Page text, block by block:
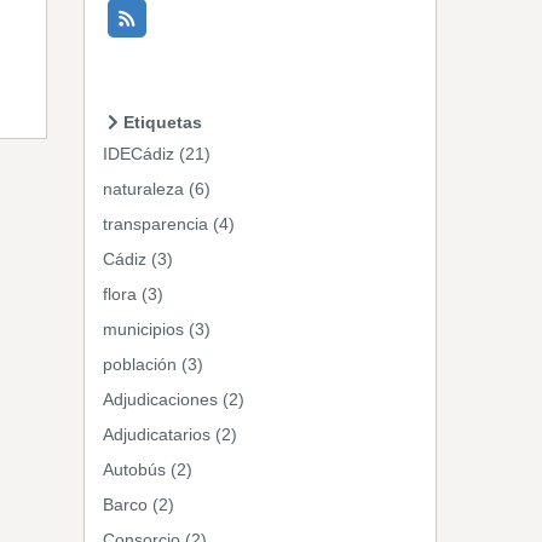
Etiquetas
IDECádiz (21)
naturaleza (6)
transparencia (4)
Cádiz (3)
flora (3)
municipios (3)
población (3)
Adjudicaciones (2)
Adjudicatarios (2)
Autobús (2)
Barco (2)